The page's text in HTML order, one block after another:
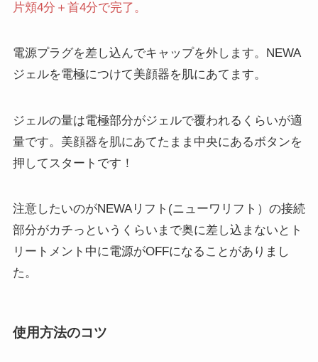
片頬4分＋首4分で完了。
電源プラグを差し込んでキャップを外します。NEWA
ジェルを電極につけて美顔器を肌にあてます。
ジェルの量は電極部分がジェルで覆われるくらいが適
量です。美顔器を肌にあてたまま中央にあるボタンを
押してスタートです！
注意したいのがNEWAリフト(ニューワリフト）の接続
部分がカチっというくらいまで奥に差し込まないとト
リートメント中に電源がOFFになることがありまし
た。
使用方法のコツ